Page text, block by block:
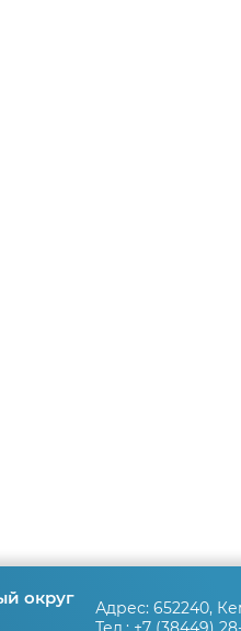
округ
Адрес: 652240,